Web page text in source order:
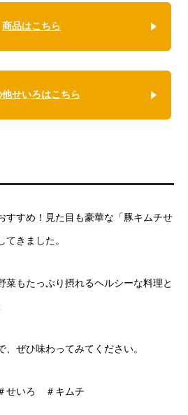
商品はこちら
他せいろはこちら
すすめ！見た目も豪華な「豚キムチせ
きました。
菜もたっぷり摂れるヘルシーな料理と
、ぜひ味わってみてください。
せいろ ＃キムチ